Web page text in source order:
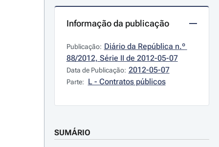
Informação da publicação
Publicação: Diário da República n.º
88/2012, Série II de 2012-05-07
Data de Publicação: 2012-05-07
Parte: L - Contratos públicos
SUMÁRIO